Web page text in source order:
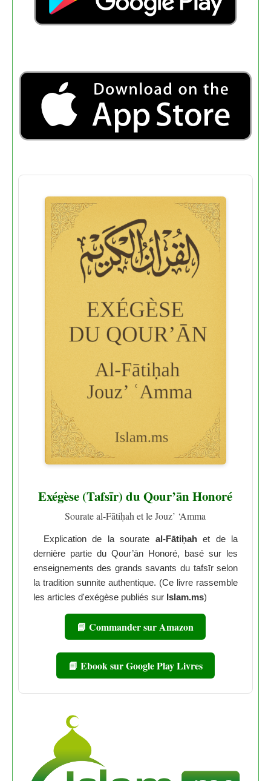
Exégèse (Tafsīr) du Qour’ān Honoré
Sourate al-Fātiḥah et le Jouz’ ‘Amma
Explication de la sourate al-Fātiḥahet de la
dernière partie du Qour’ān Honoré, basé sur les
enseignements des grands savants du tafsīr selon
la tradition sunnite authentique. (Ce livre rassemble
les articles d'exégèse publiés sur Islam.ms)
📘 Commander sur Amazon
📘 Ebook sur Google Play Livres